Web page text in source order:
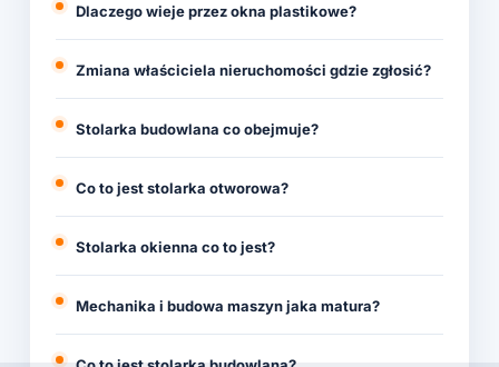
Dlaczego wieje przez okna plastikowe?
Zmiana właściciela nieruchomości gdzie zgłosić?
Stolarka budowlana co obejmuje?
Co to jest stolarka otworowa?
Stolarka okienna co to jest?
Mechanika i budowa maszyn jaka matura?